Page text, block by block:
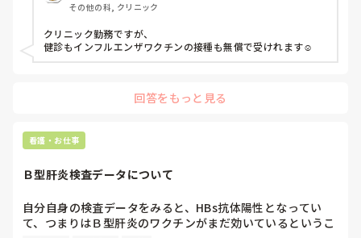
その他の科, クリニック
クリニック勤務ですが、
健診もインフルエンザワクチンの接種も無償で受けれます☺️
回答をもっと見る
看護・お仕事
Ｂ型肝炎検査データについて
自分自身の検査データをみると、HBs抗体陽性となってい
て、つまりはＢ型肝炎のワクチンがまだ効いているというこ